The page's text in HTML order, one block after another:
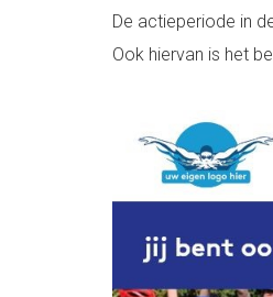
De actieperiode in
Ook hiervan is het